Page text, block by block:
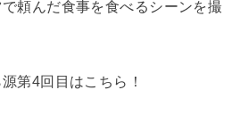
頼んだ食事を食べるシーンを撮
第4回目はこちら！